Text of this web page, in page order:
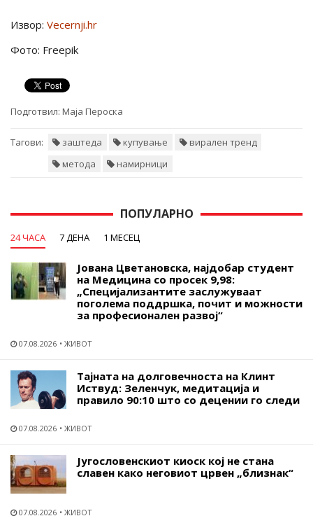
Извор: Vecernji.hr
Фото: Freepik
Подготвил: Маја Пероска
Тагови: заштеда купување
вирален тренд
метода
намирници
ПОПУЛАРНО
24 ЧАСА 7 ДЕНА 1 МЕСЕЦ
Јована Цветановска, најдобар студент
на Медицина со просек 9,98:
„Специјализантите заслужуваат
поголема поддршка, почит и можности
за професионален развој“
07.08.2026 ЖИВОТ
Тајната на долговечноста на Клинт
Иствуд: Зеленчук, медитација и
правило 90:10 што со децении го следи
07.08.2026 ЖИВОТ
Југословенскиот киоск кој не стана
славен како неговиот црвен „близнак“
07.08.2026 ЖИВОТ